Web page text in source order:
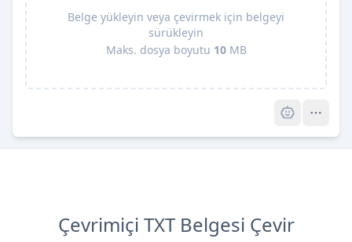
Belge yükleyin veya çevirmek için belgeyi
sürükleyin
Maks. dosya boyutu 10MB
Çevrimiçi TXT Belgesi Çevir